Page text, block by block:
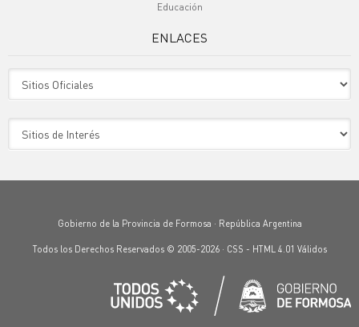
Educación
ENLACES
Gobierno de la Provincia de Formosa · República Argentina
Todos los Derechos Reservados © 2005-2026 · CSS - HTML 4.01 Válidos